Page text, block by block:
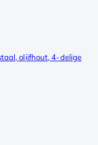
olijfhout, 4-delige